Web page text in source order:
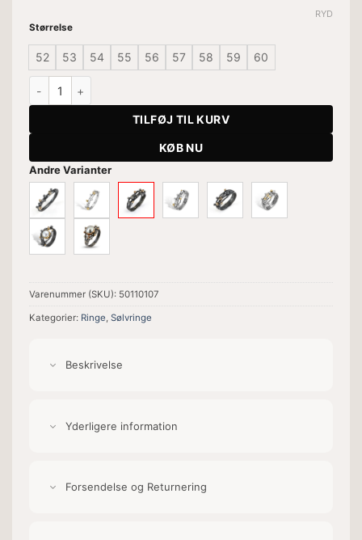
Størrelse
52 53 54 55 56 57 58 59 60
RYD
TILFØJ TIL KURV
KØB NU
Andre Varianter
Varenummer (SKU): 50110107
Kategorier: Ringe, Sølvringe
Beskrivelse
Yderligere information
Forsendelse og Returnering